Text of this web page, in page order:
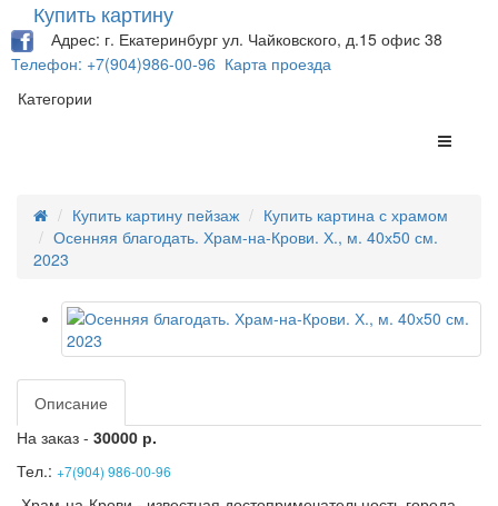
Купить картину
Адрес: г. Екатеринбург ул. Чайковского, д.15 офис 38
Телефон: +7(904)986-00-96 Карта проезда
Категории
Купить картину пейзаж
Купить картина с храмом
Осенняя благодать. Храм-на-Крови. Х., м. 40х50 см.
2023
Описание
На заказ - 30000 р.
Тел.: +7(904) 986-00-96